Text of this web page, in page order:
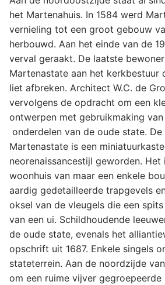
het Martenahuis. In 1584 werd
vernieling tot een groot gebouw
herbouwd. Aan het einde van de
verval geraakt. De laatste
Martenastate aan het kerkbestuur
liet afbreken. Architect W.C. de
vervolgens de opdracht om een
ontwerpen met gebruikmaking
onderdelen van de oude state. De
Martenastate is een
neorenaissancestijl geworden. Het
woonhuis van maar een enkele
aardig gedetailleerde trapgevels
oksel van de vleugels die een
van een ui. Schildhoudende
de oude state, evenals het
opschrift uit 1687. Enkele singels
stateterrein. Aan de noordzijde
om een ruime vijver